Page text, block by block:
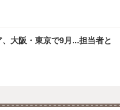
大阪・東京で9月...担当者と